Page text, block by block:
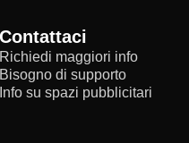
Contattaci
Richiedi maggiori info
Bisogno di supporto
Info su spazi pubblicitari